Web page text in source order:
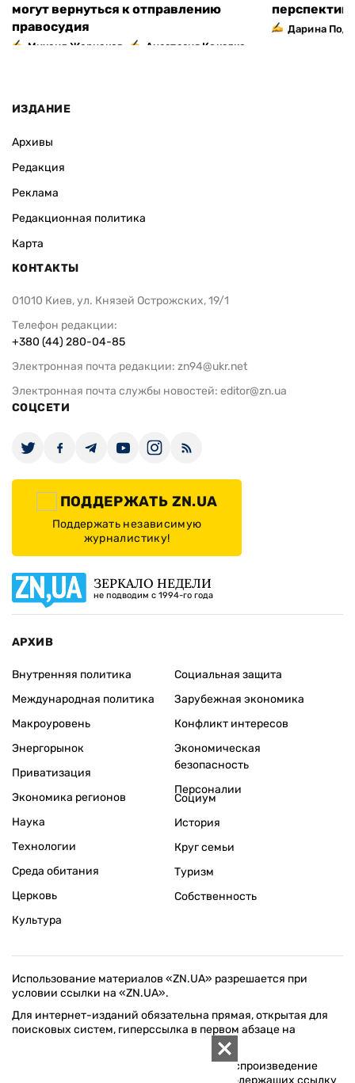
могут вернуться к отправлению
правосудия
Михаил Жернаков Анастасия Кокалко
Дарина
ИЗДАНИЕ
Архивы
Редакция
Реклама
Редакционная политика
Карта
КОНТАКТЫ
01010 Киев, ул. Князей Острожских, 19/1
Телефон редакции:
+380 (44) 280-04-85
Электронная почта редакции: zn94@ukr.net
Электронная почта службы новостей: editor@zn.ua
СОЦСЕТИ
ПОДДЕРЖАТЬ ZN.UA
Поддержать независимую
журналистику!
ЗЕРКАЛО НЕДЕЛИ
не подводим с 1994-го года
АРХИВ
Внутренняя политика
Международная политика
Макроуровень
Энергорынок
Приватизация
Экономика регионов
Социальная защита
Зарубежная экономика
Конфликт интересов
Экономическая
безопасность
Персоналии
Наука
Технологии
Среда обитания
Церковь
Культура
Социум
История
Круг семьи
Туризм
Собственность
Использование материалов «ZN.UA» разрешается при
условии ссылки на «ZN.UA».
Для интернет-изданий обязательна прямая, открытая для
поисковых систем, гиперссылка в первом абзаце на
Любое копирование, перепечатка или воспроизведение